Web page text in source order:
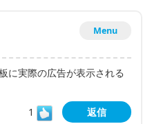
Menu
に実際の広告が表示される
1
返信